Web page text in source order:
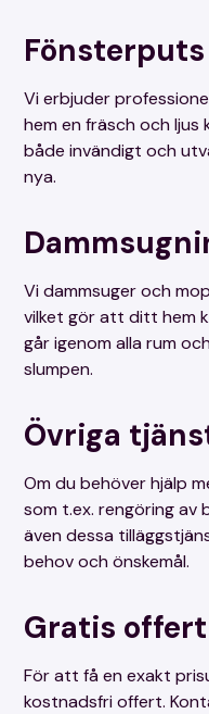
Fönsterputs
Vi erbjuder
hem en fräsch och ljus
både invändigt och
nya.
Vi dammsuger och
vilket gör att ditt hem
går igenom alla rum
slumpen.
Övriga
Om du behöver hjälp
som t.ex. rengöring av
även dessa
behov och önskemål.
Gratis offert
För att få en exakt
kostnadsfri offert.